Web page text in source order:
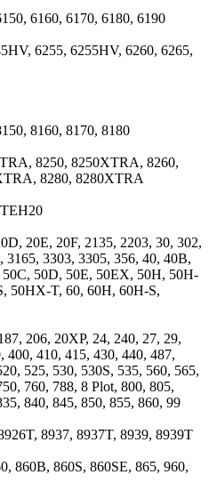
6160, 6170, 6180, 6190
6255, 6255HV, 6260, 6265,
8160, 8170, 8180
8250, 8250XTRA, 8260,
8280, 8280XTRA
20E, 20F, 2135, 2203, 30, 302,
3303, 3305, 356, 40, 40B,
50D, 50E, 50EX, 50H, 50H-
50HX-T, 60, 60H, 60H-S,
206, 20XP, 24, 240, 27, 29,
400, 410, 415, 430, 440, 487,
525, 530, 530S, 535, 560, 565,
760, 788, 8 Plot, 800, 805,
840, 845, 850, 855, 860, 99
8937, 8937T, 8939, 8939T
860B, 860S, 860SE, 865, 960,